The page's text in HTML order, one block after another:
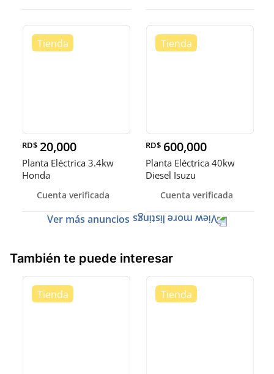
RD$ 20,000
Planta Eléctrica 3.4kw
Honda
Cuenta verificada
RD$ 600,000
Planta Eléctrica 40kw
Diesel Isuzu
Cuenta verificada
Ver más anuncios
También te puede interesar